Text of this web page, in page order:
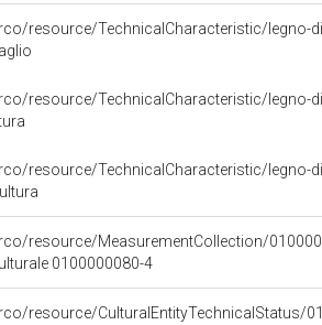
resource/TechnicalCharacteristic/legno-
resource/TechnicalCharacteristic/legno-
resource/TechnicalCharacteristic/legno-
resource/MeasurementCollection/
0100000080-4
resource/CulturalEntityTechnicalStatus/